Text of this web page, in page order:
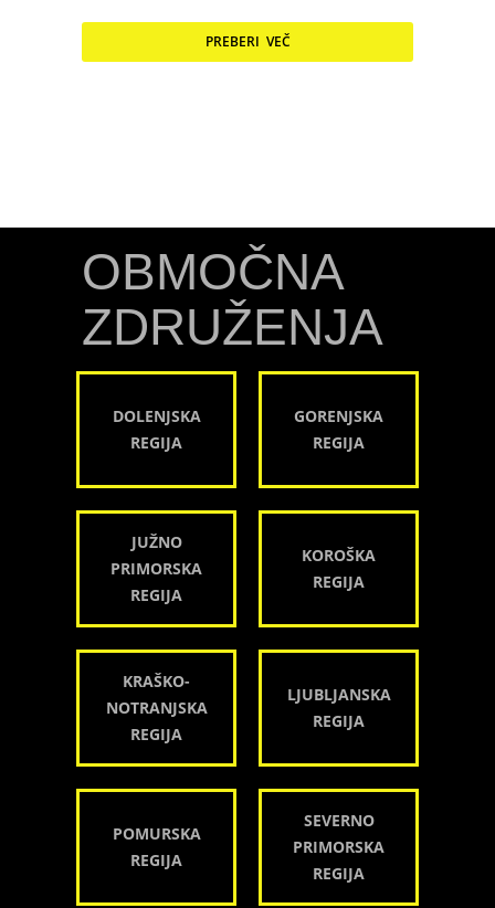
PREBERI VEČ
OBMOČNA
ZDRUŽENJA
DOLENJSKA
REGIJA
GORENJSKA
REGIJA
JUŽNO
PRIMORSKA
REGIJA
KOROŠKA
REGIJA
KRAŠKO-
NOTRANJSKA
REGIJA
LJUBLJANSKA
REGIJA
POMURSKA
REGIJA
SEVERNO
PRIMORSKA
REGIJA